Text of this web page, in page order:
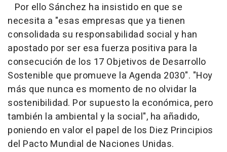
Por ello Sánchez ha insistido en que se
necesita a "esas empresas que ya tienen
consolidada su responsabilidad social y han
apostado por ser esa fuerza positiva para la
consecución de los 17 Objetivos de Desarrollo
Sostenible que promueve la Agenda 2030". "Hoy
más que nunca es momento de no olvidar la
sostenibilidad. Por supuesto la económica, pero
también la ambiental y la social", ha añadido,
poniendo en valor el papel de los Diez Principios
del Pacto Mundial de Naciones Unidas.